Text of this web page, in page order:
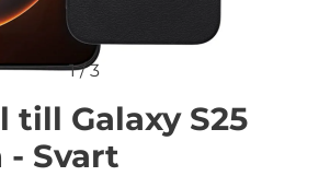
1/3
till Galaxy S25
- Svart